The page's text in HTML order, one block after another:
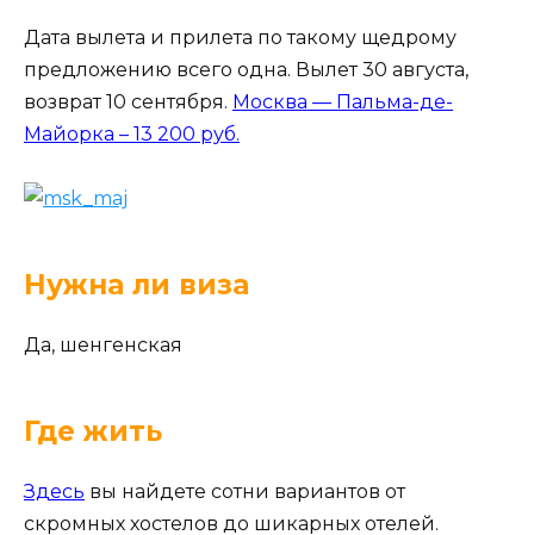
Дата вылета и прилета по такому щедрому
предложению всего одна. Вылет 30 августа,
возврат 10 сентября. Москва — Пальма-де-
Майорка – 13 200 руб.
Нужна ли виза
Да, шенгенская
Где жить
Здесь вы найдете сотни вариантов от
скромных хостелов до шикарных отелей.